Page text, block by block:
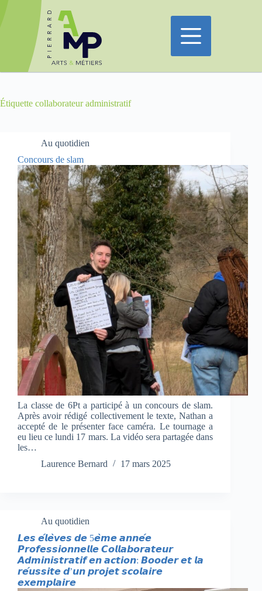
Passer
au
contenu
Étiquette collaborateur administratif
Au quotidien
Concours de slam
La classe de 6Pt a participé à un concours de slam.
Après avoir rédigé collectivement le texte, Nathan a
accepté de le présenter face caméra. Le tournage a
eu lieu ce lundi 17 mars. La vidéo sera partagée dans
les…
Laurence Bernard
17 mars 2025
Au quotidien
𝙇𝙚𝙨 𝙚́𝙡𝙚̀𝙫𝙚𝙨 𝙙𝙚 5𝙚̀𝙢𝙚 𝙖𝙣𝙣𝙚́𝙚
𝙋𝙧𝙤𝙛𝙚𝙨𝙨𝙞𝙤𝙣𝙣𝙚𝙡𝙡𝙚 𝘾𝙤𝙡𝙡𝙖𝙗𝙤𝙧𝙖𝙩𝙚𝙪𝙧
𝘼𝙙𝙢𝙞𝙣𝙞𝙨𝙩𝙧𝙖𝙩𝙞𝙛 𝙚𝙣 𝙖𝙘𝙩𝙞𝙤𝙣: 𝘽𝙤𝙤𝙙𝙚𝙧 𝙚𝙩 𝙡𝙖
𝙧𝙚́𝙪𝙨𝙨𝙞𝙩𝙚 𝙙’𝙪𝙣 𝙥𝙧𝙤𝙟𝙚𝙩 𝙨𝙘𝙤𝙡𝙖𝙞𝙧𝙚
𝙚𝙭𝙚𝙢𝙥𝙡𝙖𝙞𝙧𝙚